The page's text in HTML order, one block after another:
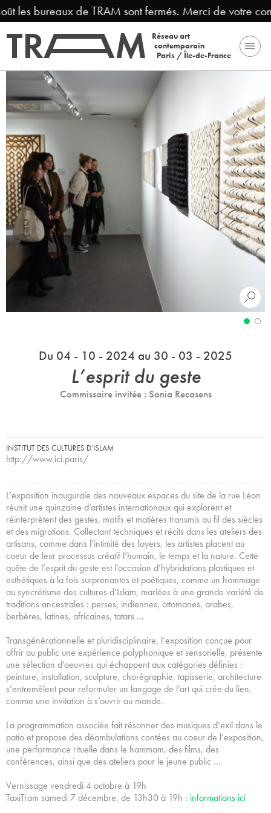
les bureaux de TRAM sont fermés. Merci de votre
Réseau art
contemporain
Paris / Île-de-France
Du 04 - 10 - 2024 au 30 - 03 - 2025
L’esprit du geste
Commissaire invitée : Sonia Recasens
INSTITUT DES CULTURES D’ISLAM
http://www.ici.paris/
L’exposition inaugurale des nouveaux espaces du site de la rue Léon
réunit une quinzaine d’artistes internationaux qui explorent et
réinterprètent des gestes, motifs et matières transmis au fil des siècles
et des migrations. Collectant techniques et récits dans les ateliers des
artisans, comme dans l’intimité des foyers, les artistes placent au
coeur de leur processus créatif l’humain, le temps et la nature. Cette
quête de l’esprit du geste est l’occasion d’hybridations plastiques et
esthétiques à la fois surprenantes et poétiques, comme un hommage
au syncrétisme des cultures d’Islam, mariées à une grande variété de
traditions ancestrales : perses, indiennes, ottomanes, arabes,
berbères, latines, africaines, tatars …
Transgénérationnelle et pluridisciplinaire, l’exposition conçue pour
offrir au public une expérience polyphonique et sensorielle, présente
une sélection d’oeuvres qui échappent aux catégories définies :
peinture, installation, sculpture, chorégraphie, tapisserie, architecture
s’entremêlent pour reformuler un langage de l’art qui crée du lien,
comme une invitation à s’ouvrir au monde.
La programmation associée fait résonner des musiques d’exil dans le
patio et propose des déambulations contées au coeur de l’exposition,
une performance rituelle dans le hammam, des films, des
conférences, ainsi que des ateliers pour le jeune public …
Vernissage vendredi 4 octobre à 19h
TaxiTram samedi 7 décembre, de 13h30 à 19h : informations ici